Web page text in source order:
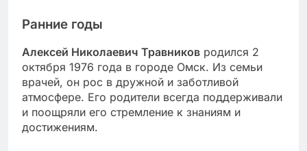
Ранние годы
Алексей Николаевич Травников родился 2
октября 1976 года в городе Омск. Из семьи
врачей, он рос в дружной и заботливой
атмосфере. Его родители всегда поддерживали
и поощряли его стремление к знаниям и
достижениям.